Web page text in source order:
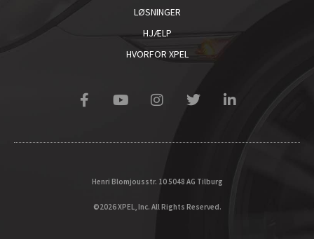
LØSNINGER
HJÆLP
HVORFOR XPEL
Henri Blomjousstr. 10 5048 AG Tilburg
©2026 XPEL, Inc. All Rights Reserved.